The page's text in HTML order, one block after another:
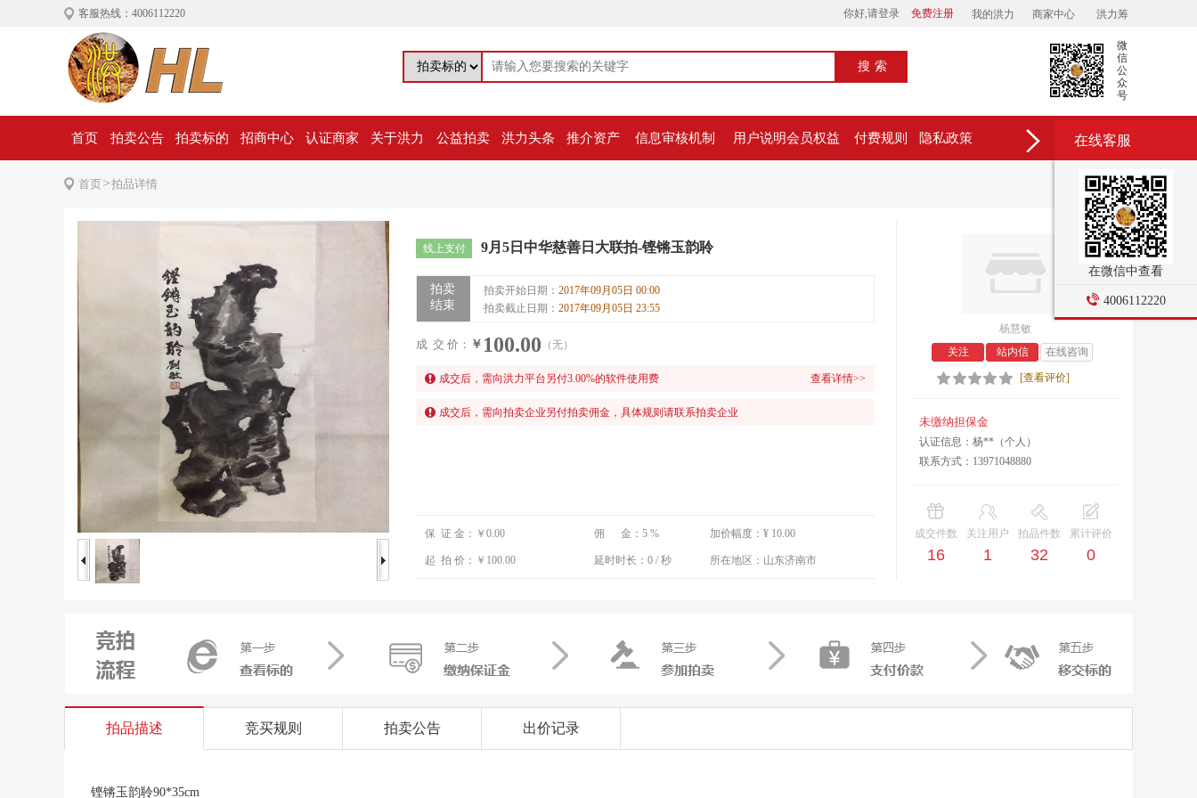
客服热线：4006112220 你好,请登录 免费注册 我的洪力 商家中心 洪力筹
搜索
微
信
公
众
号
首页 拍卖公告 拍卖标的 招商中心 认证商家 关于洪力 公益拍卖 洪力头条 推介资产 信息审核机制 用户说明会员权益 付费规则 隐私政策 在线客服
在微信中查看
4006112220
首页>拍品详情
线上支付 9月5日中华慈善日大联拍-铿锵玉韵聆
拍卖
结束
拍卖开始日期： 2017年09月05日 00:00
拍卖截止日期： 2017年09月05日 23:55
成 交 价： ￥ 100.00 （无）
成交后，需向洪力平台另付3.00%的软件使用费 查看详情>>
成交后，需向拍卖企业另付拍卖佣金，具体规则请联系拍卖企业
保 证 金： ￥0.00
起 拍 价： ￥100.00
佣 金： 5 %
延时时长： 0 / 秒
加价幅度： ¥ 10.00
所在地区： 山东济南市
杨慧敏
关注
站内信 在线咨询
[查看评价]
未缴纳担保金
认证信息：杨**（个人）
联系方式：13971048880
成交件数
16
关注用户
1
拍品件数
32
累计评价
0
拍品描述 竞买规则 拍卖公告 出价记录
铿锵玉韵聆90*35cm